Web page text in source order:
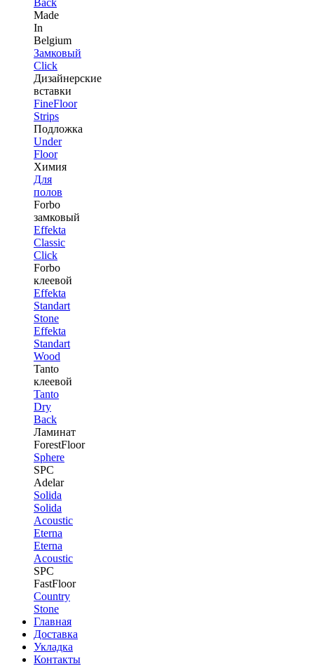
Back
Made
In
Belgium
Замковый
Click
Дизайнерские
вставки
FineFloor
Strips
Подложка
Under
Floor
Химия
Для
полов
Forbo
замковый
Effekta
Classic
Click
Forbo
клеевой
Effekta
Standart
Stone
Effekta
Standart
Wood
Tanto
клеевой
Tanto
Dry
Back
Ламинат
ForestFloor
Sphere
SPC
Adelar
Solida
Solida
Acoustic
Eterna
Eterna
Acoustic
SPC
FastFloor
Country
Stone
Главная
Доставка
Укладка
Контакты